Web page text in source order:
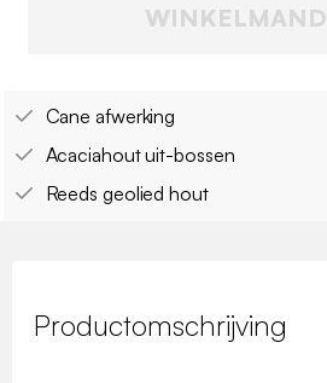
WINKELMAND
Cane afwerking
Acaciahout uit-bossen
Reeds geolied hout
Productomschrijving